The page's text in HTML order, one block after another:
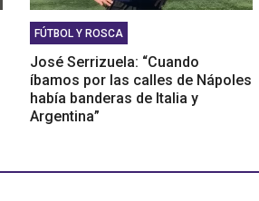
FÚTBOL Y ROSCA
José Serrizuela: “Cuando
íbamos por las calles de Nápoles
había banderas de Italia y
Argentina”